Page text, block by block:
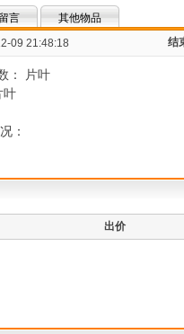
言
其他物品
09 21:48:18 结
： 片叶
叶
：
出价